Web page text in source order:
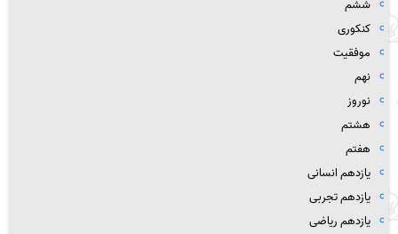
ششم
کنکوری
موفقیت
نهم
نوروز
هشتم
هفتم
یازدهم انسانی
یازدهم تجربی
یازدهم ریاضی